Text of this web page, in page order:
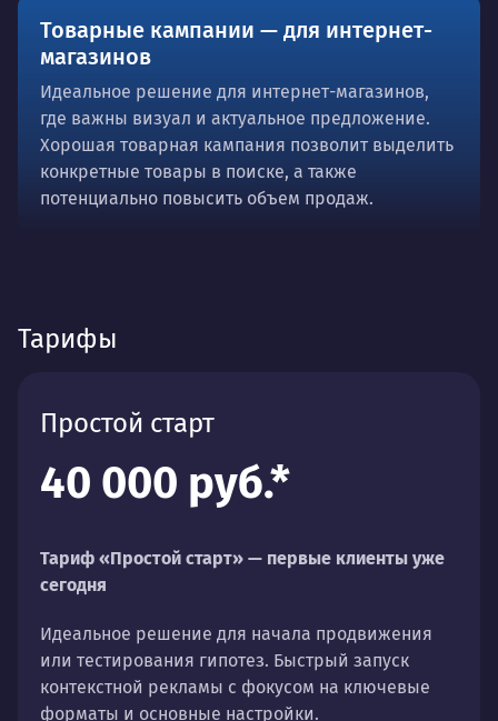
Товарные кампании — для интернет-
магазинов
Идеальное решение для интернет-магазинов,
где важны визуал и актуальное предложение.
Хорошая товарная кампания позволит выделить
конкретные товары в поиске, а также
потенциально повысить объем продаж.
Тарифы
Простой старт
40 000 руб.*
Тариф «Простой старт» — первые клиенты уже
сегодня
Идеальное решение для начала продвижения
или тестирования гипотез. Быстрый запуск
контекстной рекламы с фокусом на ключевые
форматы и основные настройки.